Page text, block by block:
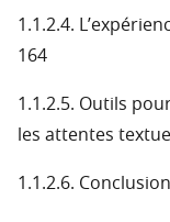
1.1.2.4.
164
1.1.2.5. Outils
les attentes
1.1.2.6. Conclusion